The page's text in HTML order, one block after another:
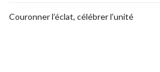
Couronner l’éclat, célébrer l’unité